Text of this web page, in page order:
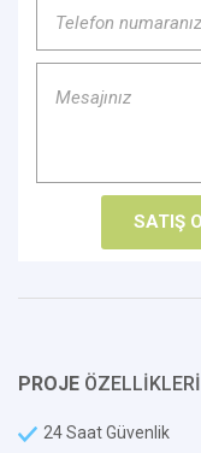
PROJE ÖZELLİKLERİ
24 Saat Güvenlik